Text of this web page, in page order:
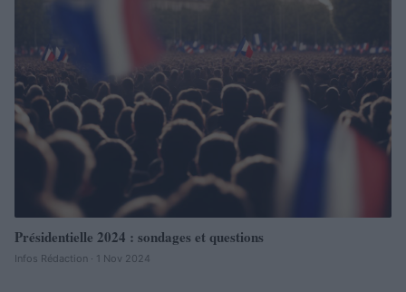
Présidentielle 2024 : sondages et questions
Infos Rédaction · 1 Nov 2024